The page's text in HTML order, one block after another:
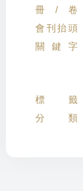
冊/卷
會刊抬頭
關鍵字
標籤
分類